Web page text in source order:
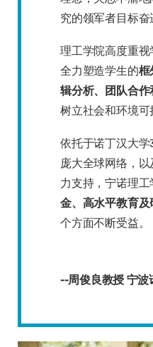
究的领军者目标奋
理工学院高度重视
全力塑造学生的框
辑分析、团队合作
树立社会和环境可
依托于诺丁汉大
庞大全球网络，
力支持，宁诺理
金、高水平教育
个方面不断受益。
--周俊良教授 宁波